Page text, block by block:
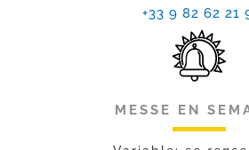
+33 9 82 62 21
MESSE EN